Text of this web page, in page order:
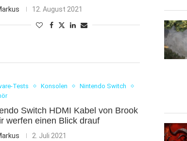
12. August 2021
Tests Konsolen
Nintendo Switch
Switch HDMI Kabel von Brook
werfen einen Blick drauf
2. Juli 2021